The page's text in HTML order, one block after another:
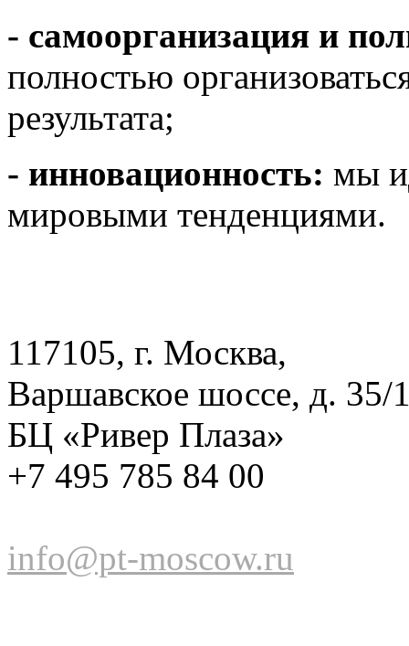
- самоорганизация и
полностью
результата;
- инновационность: мы
мировыми тенденциями.
117105, г. Москва,
Варшавское шоссе, д. 35/
БЦ «Ривер Плаза»
+7 495 785 84 00
info@pt-moscow.ru